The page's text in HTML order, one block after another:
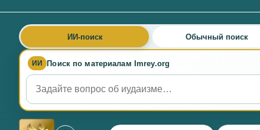
ИИ Поиск по материалам Imrey.org
ИИ-поиск Обычный поиск